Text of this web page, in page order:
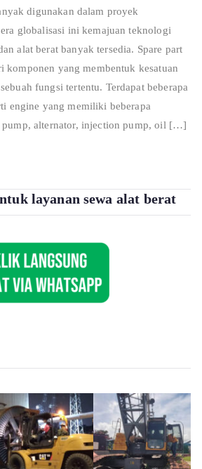
digunakan dalam proyek
globalisasi ini kemajuan teknologi
alat berat banyak tersedia. Spare part
komponen yang membentuk kesatuan
fungsi tertentu. Terdapat beberapa
engine yang memiliki beberapa
pump, alternator, injection pump, oil […]
layanan sewa alat berat